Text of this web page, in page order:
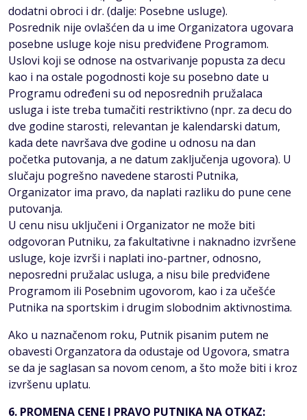
dodatni obroci i dr. (dalje: Posebne usluge).
Posrednik nije ovlašćen da u ime Organizatora ugovara
posebne usluge koje nisu predviđene Programom.
Uslovi koji se odnose na ostvarivanje popusta za decu
kao i na ostale pogodnosti koje su posebno date u
Programu određeni su od neposrednih pružalaca
usluga i iste treba tumačiti restriktivno (npr. za decu do
dve godine starosti, relevantan je kalendarski datum,
kada dete navršava dve godine u odnosu na dan
početka putovanja, a ne datum zaključenja ugovora). U
slučaju pogrešno navedene starosti Putnika,
Organizator ima pravo, da naplati razliku do pune cene
putovanja.
U cenu nisu uključeni i Organizator ne može biti
odgovoran Putniku, za fakultativne i naknadno izvršene
usluge, koje izvrši i naplati ino-partner, odnosno,
neposredni pružalac usluga, a nisu bile predviđene
Programom ili Posebnim ugovorom, kao i za učešće
Putnika na sportskim i drugim slobodnim aktivnostima.
Ako u naznačenom roku, Putnik pisanim putem ne
obavesti Organzatora da odustaje od Ugovora, smatra
se da je saglasan sa novom cenom, a što može biti i kroz
izvršenu uplatu.
6. PROMENA CENE I PRAVO PUTNIKA NA OTKAZ: